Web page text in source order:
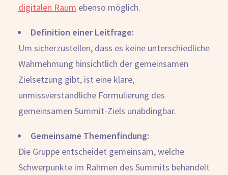
digitalen Raum ebenso möglich.
Definition einer Leitfrage:
Um sicherzustellen, dass es keine unterschiedliche
Wahrnehmung hinsichtlich der gemeinsamen
Zielsetzung gibt, ist eine klare,
unmissverständliche Formulierung des
gemeinsamen Summit-Ziels unabdingbar.
Gemeinsame Themenfindung:
Die Gruppe entscheidet gemeinsam, welche
Schwerpunkte im Rahmen des Summits behandelt